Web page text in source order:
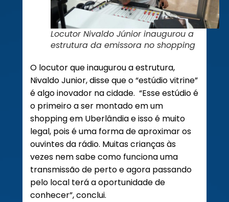
Locutor Nivaldo Júnior inaugurou a
estrutura da emissora no shopping
O locutor que inaugurou a estrutura,
Nivaldo Junior, disse que o “estúdio vitrine”
é algo inovador na cidade. “Esse estúdio é
o primeiro a ser montado em um
shopping em Uberlândia e isso é muito
legal, pois é uma forma de aproximar os
ouvintes da rádio. Muitas crianças às
vezes nem sabe como funciona uma
transmissão de perto e agora passando
pelo local terá a oportunidade de
conhecer”, conclui.